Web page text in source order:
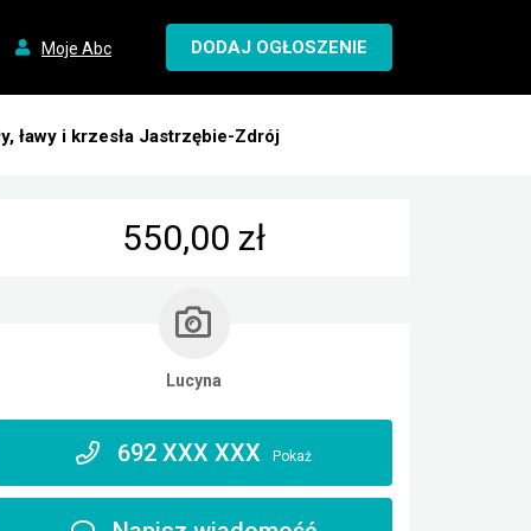
Moje Abc DODAJ OGŁOSZENIE
ławy i krzesła Jastrzębie-Zdrój
550,00 zł
Lucyna
692 XXX XXX Pokaż